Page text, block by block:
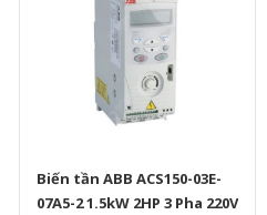
Biến tần ABB ACS150-03E-
07A5-2 1.5kW 2HP 3 Pha 220V